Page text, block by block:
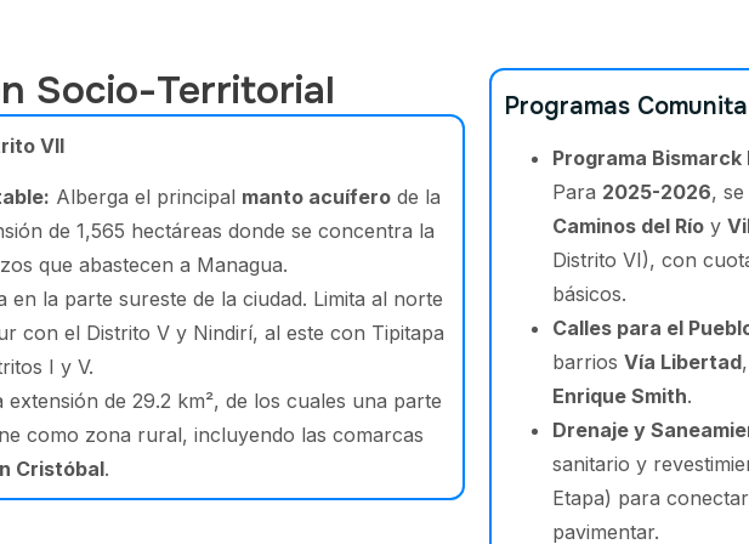
Socio-Territorial
VII
Alberga el principal manto acuífero de la
de 1,565 hectáreas donde se concentra la
que abastecen a Managua.
en la parte sureste de la ciudad. Limita al norte
con el Distrito V y Nindirí, al este con Tipitapa
I y V.
extensión de 29.2 km², de los cuales una parte
como zona rural, incluyendo las comarcas
Cristóbal.
Programas
Programa
Para 2025-2026,
Caminos del Río y
Distrito VI), con
básicos.
Calles para el
barrios Vía Libertad
Enrique Smith.
Drenaje y
sanitario y
Etapa) para
pavimentar.